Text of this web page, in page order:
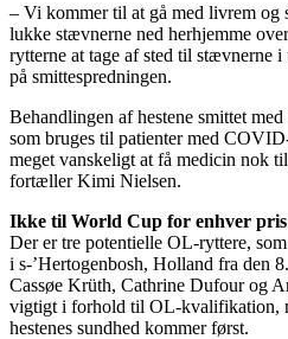
– Vi kommer til at gå med livrem og
lukke stævnerne ned herhjemme
rytterne at tage af sted til stævnerne
på smittespredningen.
Behandlingen af hestene smittet
som bruges til patienter med
meget vanskeligt at få medicin nok
fortæller Kimi Nielsen.
Ikke til World Cup for enhver pris
Der er tre potentielle OL-ryttere,
i s-’Hertogenbosh, Holland fra den
Cassøe Krüth, Cathrine Dufour og
vigtigt i forhold til OL-kvalifikation,
hestenes sundhed kommer først.